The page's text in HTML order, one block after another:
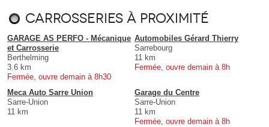
Carrosseries à proximité
GARAGE AS PERFO - Mécanique
et Carrosserie
Berthelming
3.6 km
Fermée, ouvre demain à 8h30
Automobiles Gérard Thierry
Sarrebourg
11 km
Fermée, ouvre demain à 8h
Meca Auto Sarre Union
Sarre-Union
11 km
Garage du Centre
Sarre-Union
11 km
Fermée, ouvre demain à 8h